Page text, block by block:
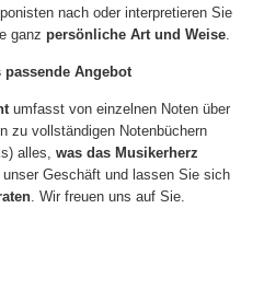
nach oder interpretieren Sie
ganz persönliche Art und Weise.
passende Angebot
umfasst von einzelnen Noten über
zu vollständigen Notenbüchern
alles, was das Musikerherz
Geschäft und lassen Sie sich
. Wir freuen uns auf Sie.